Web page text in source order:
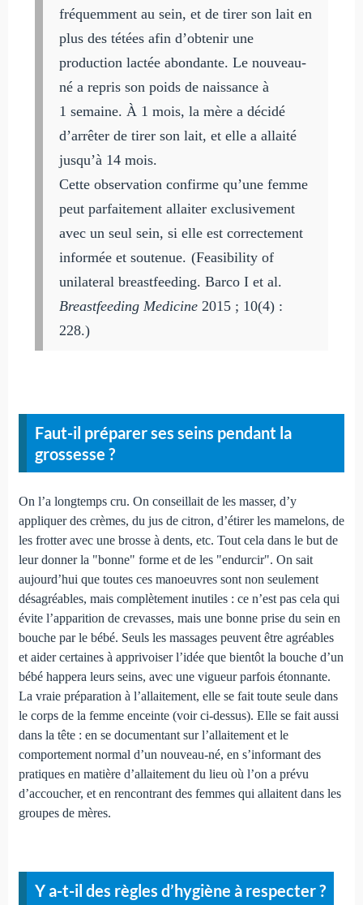
fréquemment au sein, et de tirer son lait en
plus des tétées afin d’obtenir une
production lactée abondante. Le nouveau-
né a repris son poids de naissance à
1 semaine. À 1 mois, la mère a décidé
d’arrêter de tirer son lait, et elle a allaité
jusqu’à 14 mois.
Cette observation confirme qu’une femme
peut parfaitement allaiter exclusivement
avec un seul sein, si elle est correctement
informée et soutenue. (Feasibility of
unilateral breastfeeding. Barco I et al.
Breastfeeding Medicine2015 ; 10(4) :
228.)
Faut-il préparer ses seins pendant la
grossesse ?
On l’a longtemps cru. On conseillait de les masser, d’y
appliquer des crèmes, du jus de citron, d’étirer les mamelons, de
les frotter avec une brosse à dents, etc. Tout cela dans le but de
leur donner la "bonne" forme et de les "endurcir". On sait
aujourd’hui que toutes ces manoeuvres sont non seulement
désagréables, mais complètement inutiles : ce n’est pas cela qui
évite l’apparition de crevasses, mais une bonne prise du sein en
bouche par le bébé. Seuls les massages peuvent être agréables
et aider certaines à apprivoiser l’idée que bientôt la bouche d’un
bébé happera leurs seins, avec une vigueur parfois étonnante.
La vraie préparation à l’allaitement, elle se fait toute seule dans
le corps de la femme enceinte (voir ci-dessus). Elle se fait aussi
dans la tête : en se documentant sur l’allaitement et le
comportement normal d’un nouveau-né, en s’informant des
pratiques en matière d’allaitement du lieu où l’on a prévu
d’accoucher, et en rencontrant des femmes qui allaitent dans les
groupes de mères.
Y a-t-il des règles d’hygiène à respecter ?